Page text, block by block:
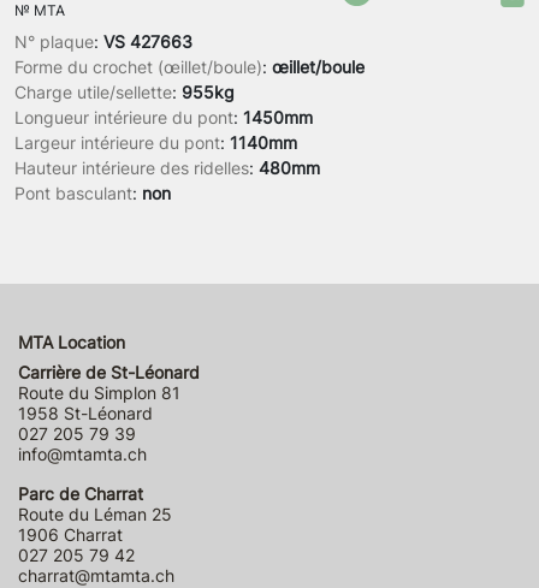
N° plaque: VS 427663
Forme du crochet (œillet/boule): œillet/boule
Charge utile/sellette: 955kg
Longueur intérieure du pont: 1450mm
Largeur intérieure du pont: 1140mm
Hauteur intérieure des ridelles: 480mm
Pont basculant: non
№ MTA
MTA Location
Carrière de St-Léonard
Route du Simplon 81
1958 St-Léonard
027 205 79 39
info@mtamta.ch
Parc de Charrat
Route du Léman 25
1906 Charrat
027 205 79 42
charrat@mtamta.ch